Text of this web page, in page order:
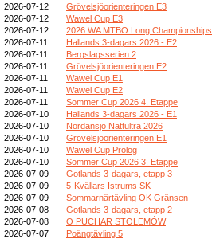
2026-07-12
Grövelsjöorienteringen E3
2026-07-12
Wawel Cup E3
2026-07-12
2026 WA MTBO Long Championships
2026-07-11
Hallands 3-dagars 2026 - E2
2026-07-11
Bergslagsserien 2
2026-07-11
Grövelsjöorienteringen E2
2026-07-11
Wawel Cup E1
2026-07-11
Wawel Cup E2
2026-07-11
Sommer Cup 2026 4. Etappe
2026-07-10
Hallands 3-dagars 2026 - E1
2026-07-10
Nordansjö Nattultra 2026
2026-07-10
Grövelsjöorienteringen E1
2026-07-10
Wawel Cup Prolog
2026-07-10
Sommer Cup 2026 3. Etappe
2026-07-09
Gotlands 3-dagars, etapp 3
2026-07-09
5-Kvällars Istrums SK
2026-07-09
Sommarnärtävling OK Gränsen
2026-07-08
Gotlands 3-dagars, etapp 2
2026-07-08
O PUCHAR STOLEMÓW
2026-07-07
Poängtävling 5